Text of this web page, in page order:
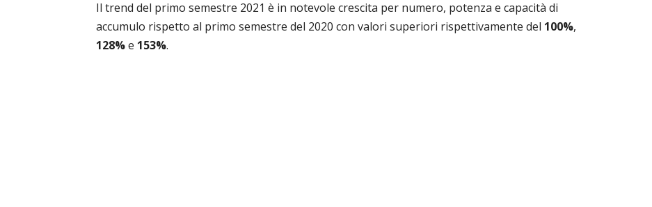
Il trend del primo semestre 2021 è in notevole crescita per numero, potenza e capacità di
accumulo rispetto al primo semestre del 2020 con valori superiori rispettivamente del 100%,
128%e 153%.